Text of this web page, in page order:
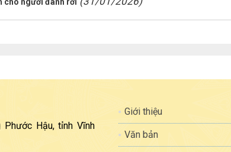
Hậu, tỉnh Vĩnh
Giới thiệu
Văn bản